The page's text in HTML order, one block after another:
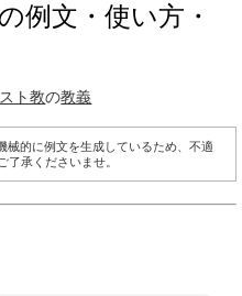
例文・使い方・
ト教の教義
械的に例文を生成しているため、不適
了承くださいませ。